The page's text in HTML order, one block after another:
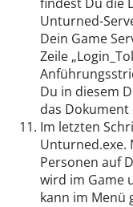
Unturned-
Dein Game
Zeile
Du in diesem
das Dokument
Im letzten
Unturned.exe.
Personen auf
wird im Game
kann im Menü